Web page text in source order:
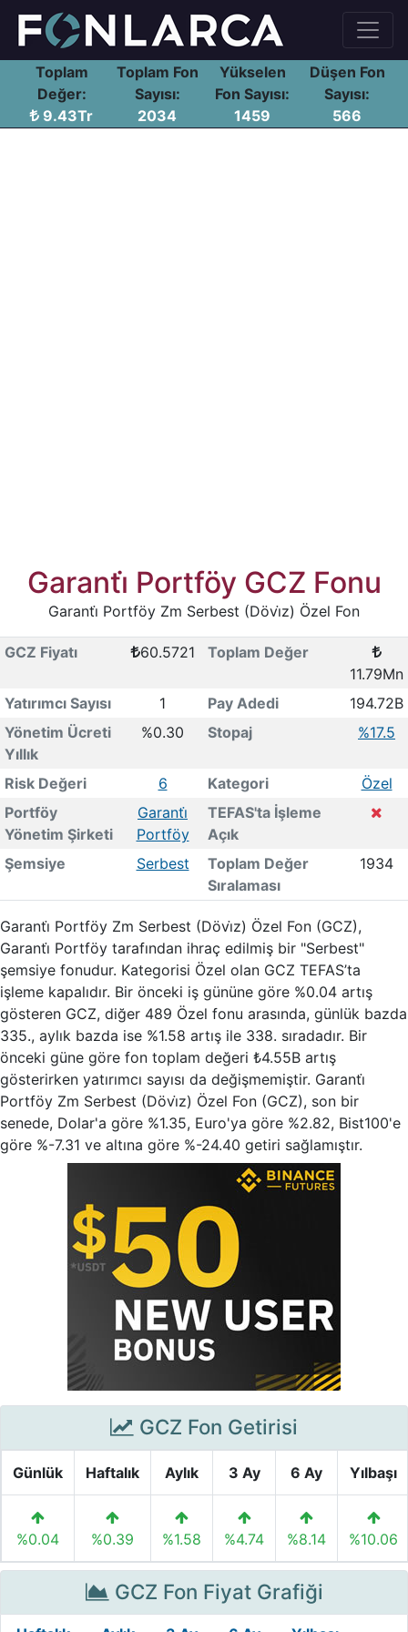
Toplam
Değer:
9.43Tr
Toplam Fon
Sayısı:
2034
Yükselen
Fon Sayısı:
1459
Düşen Fon
Sayısı:
566
Garanti̇ Portföy GCZ Fonu
Garanti̇ Portföy Zm Serbest (Dövi̇z) Özel Fon
GCZ Fiyatı 60.5721
Toplam Değer
11.79Mn
Yatırımcı Sayısı
1 Pay Adedi
194.72B
Yönetim Ücreti
Yıllık
%0.30 Stopaj %17.5
Risk Değeri 6 Kategori
Özel
Portföy
Yönetim Şirketi
Garanti̇
Portföy
TEFAS'ta İşleme
Açık
Şemsiye
Serbest
Toplam Değer
Sıralaması
1934
Garanti̇ Portföy Zm Serbest (Dövi̇z) Özel Fon (GCZ),
Garanti̇ Portföy tarafından ihraç edilmiş bir "Serbest"
şemsiye fonudur. Kategorisi Özel olan GCZ TEFAS’ta
işleme kapalıdır. Bir önceki iş gününe göre %0.04 artış
gösteren GCZ, diğer 489 Özel fonu arasında, günlük bazda
335., aylık bazda ise %1.58 artış ile 338. sıradadır. Bir
önceki güne göre fon toplam değeri ₺4.55B artış
gösterirken yatırımcı sayısı da değişmemiştir. Garanti̇
Portföy Zm Serbest (Dövi̇z) Özel Fon (GCZ), son bir
senede, Dolar'a göre %1.35, Euro'ya göre %2.82, Bist100'e
göre %-7.31 ve altına göre %-24.40 getiri sağlamıştır.
GCZ Fon Getirisi
Günlük Haftalık Aylık 3 Ay 6 Ay Yılbaşı
%0.04 %0.39 %1.58 %4.74 %8.14 %10.06
GCZ Fon Fiyat Grafiği